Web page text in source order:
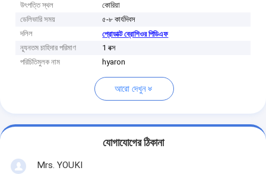
উৎপত্তি স্থল
কোরিয়া
ডেলিভারি সময়
৫-৮ কার্যদিবস
দলিল
প্রোডাক্ট ব্রোশিওর পিডিএফ
ন্যূনতম চাহিদার পরিমাণ
1 বক্স
পরিচিতিমুলক নাম
hyaron
আরো দেখুন
যোগাযোগের ঠিকানা
Mrs. YOUKI